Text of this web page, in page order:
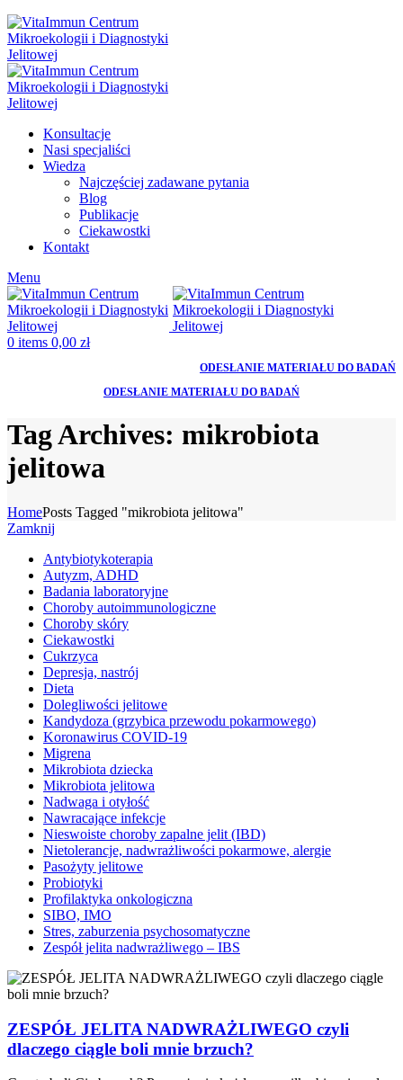
Konsultacje
Nasi specjaliści
Wiedza
Najczęściej zadawane pytania
Blog
Publikacje
Ciekawostki
Kontakt
Menu
0 items 0,00 zł
ODESŁANIE MATERIAŁU DO BADAŃ
ODESŁANIE MATERIAŁU DO BADAŃ
Tag Archives: mikrobiota
jelitowa
HomePosts Tagged "mikrobiota jelitowa"
Zamknij
Antybiotykoterapia
Autyzm, ADHD
Badania laboratoryjne
Choroby autoimmunologiczne
Choroby skóry
Ciekawostki
Cukrzyca
Depresja, nastrój
Dieta
Dolegliwości jelitowe
Kandydoza (grzybica przewodu pokarmowego)
Koronawirus COVID-19
Migrena
Mikrobiota dziecka
Mikrobiota jelitowa
Nadwaga i otyłość
Nawracające infekcje
Nieswoiste choroby zapalne jelit (IBD)
Nietolerancje, nadwrażliwości pokarmowe, alergie
Pasożyty jelitowe
Probiotyki
Profilaktyka onkologiczna
SIBO, IMO
Stres, zaburzenia psychosomatyczne
Zespół jelita nadwrażliwego – IBS
ZESPÓŁ JELITA NADWRAŻLIWEGO czyli
dlaczego ciągle boli mnie brzuch?